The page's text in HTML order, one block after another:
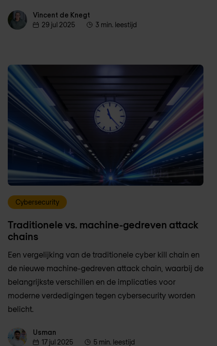
Vincent de Knegt
Vincent de Knegt
29 jul 2025
3 min. leestijd
Cybersecurity
Traditionele vs. machine-gedreven attack
chains
Een vergelijking van de traditionele cyber kill chain en
de nieuwe machine-gedreven attack chain, waarbij de
belangrijkste verschillen en de implicaties voor
moderne verdedigingen tegen cybersecurity worden
belicht.
Usman
Usman
17 jul 2025
5 min. leestijd